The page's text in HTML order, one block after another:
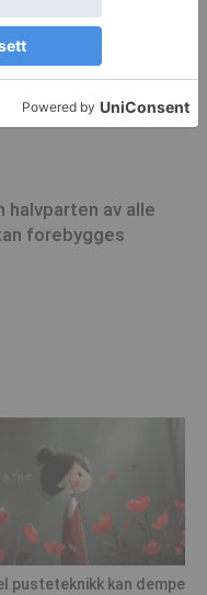
middel mot
halvparten av alle
forebygges
pusteteknikk kan dempe